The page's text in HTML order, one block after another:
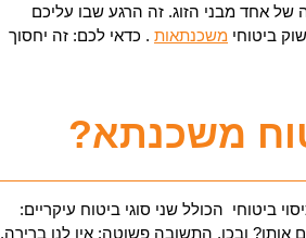
של אחד מבני הזוג. זה הרגע שבו עליכם
ביטוחי משכנתאות . כדאי לכם: זה יחסוך
משכנתא?
ביטוחי הכולל שני סוגי ביטוח עיקריים:
אותו? ובכן, התשובה פשוטה: אין לנו ברירה.